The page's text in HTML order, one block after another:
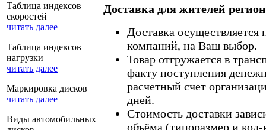
Таблица индексов
скоростей
читать далее
Таблица индексов
нагрузки
читать далее
Маркировка дисков
читать далее
Виды автомобильных
Доставка для жителей
Доставка
компаний, на Ваш выбор.
Товар отгружается в
факту поступления
расчетный счет
дней.
Стоимость доставки
объёма (типоразмер и кол-